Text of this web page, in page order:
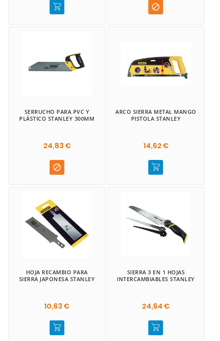

SERRUCHO PARA PVC Y
PLÁSTICO STANLEY 300MM
24,83 €

ARCO SIERRA METAL MANGO
PISTOLA STANLEY
14,62 €
HOJA RECAMBIO PARA
SIERRA JAPONESA STANLEY
10,63 €
SIERRA 3 EN 1 HOJAS
INTERCAMBIABLES STANLEY
24,64 €